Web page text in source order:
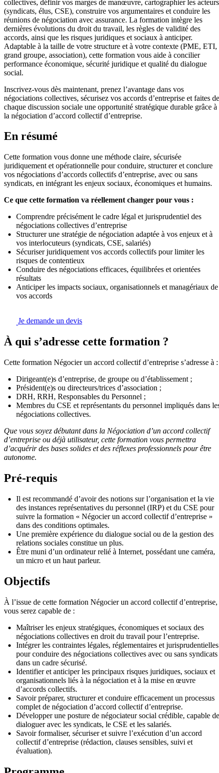
collectives, définir vos marges de manœuvre, cartographier les acteurs
(syndicats, élus, CSE), construire vos argumentaires et conduire les
réunions de négociation avec assurance. La formation intègre les
dernières évolutions du droit du travail, les règles de validité des
accords, ainsi que les risques juridiques et sociaux à anticiper.
Adaptable à la taille de votre structure et à votre contexte (PME, ETI,
grand groupe, association), cette formation vous aide à concilier
performance économique, sécurité juridique et qualité du dialogue
social.
Inscrivez-vous dès maintenant, prenez l’avantage dans vos
négociations collectives, sécurisez vos accords d’entreprise et faites de
chaque discussion sociale une opportunité stratégique durable grâce à
la négociation d’accord collectif d’entreprise.
En résumé
Cette formation vous donne une méthode claire, sécurisée
juridiquement et opérationnelle pour conduire, structurer et conclure
vos négociations d’accords collectifs d’entreprise, avec ou sans
syndicats, en intégrant les enjeux sociaux, économiques et humains.
Ce que cette formation va réellement changer pour vous :
Comprendre précisément le cadre légal et jurisprudentiel des
négociations collectives d’entreprise
Structurer une stratégie de négociation adaptée à vos enjeux et à
vos interlocuteurs (syndicats, CSE, salariés)
Sécuriser juridiquement vos accords collectifs pour limiter les
risques de contentieux
Conduire des négociations efficaces, équilibrées et orientées
résultats
Anticiper les impacts sociaux, organisationnels et managériaux de
vos accords
Je demande un devis
À qui s’adresse cette formation ?
Cette formation Négocier un accord collectif d’entreprise s’adresse à :
Dirigeant(e)s d’entreprise, de groupe ou d’établissement ;
Président(e)s ou directeurs/trices d’association ;
DRH, RRH, Responsables du Personnel ;
Membres du CSE et représentants du personnel impliqués dans
négociations collectives.
Que vous soyez débutant dans la Négociation d’un accord collectif
d’entreprise ou déjà utilisateur, cette formation vous permettra
d’acquérir des bases solides et des réflexes professionnels pour être
autonome.
Pré-requis
Il est recommandé d’avoir des notions sur l’organisation et la vie
des instances représentatives du personnel (IRP) et du CSE pour
suivre la formation « Négocier un accord collectif d’entreprise »
dans des conditions optimales.
Une première expérience du dialogue social ou de la gestion des
relations sociales constitue un plus.
Être muni d’un ordinateur relié à Internet, possédant une caméra,
un micro et un haut parleur.
Objectifs
À l’issue de cette formation Négocier un accord collectif d’entreprise,
vous serez capable de :
Maîtriser les enjeux stratégiques, économiques et sociaux des
négociations collectives en droit du travail pour l’entreprise.
Intégrer les contraintes légales, réglementaires et jurisprudentielles
pour conduire des négociations collectives avec ou sans syndicats
dans un cadre sécurisé.
Identifier et anticiper les principaux risques juridiques, sociaux et
organisationnels liés à la négociation et à la mise en œuvre
d’accords collectifs.
Savoir préparer, structurer et conduire efficacement un processus
complet de négociation d’accord collectif d’entreprise.
Développer une posture de négociateur social crédible, capable de
dialoguer avec les syndicats, le CSE et les salariés.
Savoir formaliser, sécuriser et suivre l’exécution d’un accord
collectif d’entreprise (rédaction, clauses sensibles, suivi et
évaluation).